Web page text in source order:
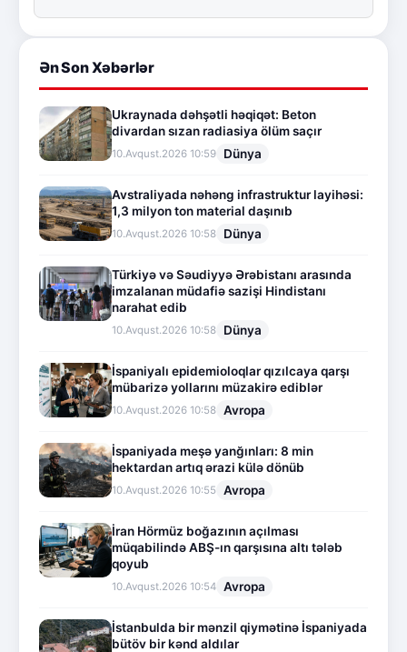
Ən Son Xəbərlər
Ukraynada dəhşətli həqiqət: Beton
divardan sızan radiasiya ölüm saçır
10.Avqust.2026 10:59 Dünya
Avstraliyada nəhəng infrastruktur layihəsi:
1,3 milyon ton material daşınıb
10.Avqust.2026 10:58 Dünya
Türkiyə və Səudiyyə Ərəbistanı arasında
imzalanan müdafiə sazişi Hindistanı
narahat edib
10.Avqust.2026 10:58 Dünya
İspaniyalı epidemioloqlar qızılcaya qarşı
mübarizə yollarını müzakirə ediblər
10.Avqust.2026 10:58 Avropa
İspaniyada meşə yanğınları: 8 min
hektardan artıq ərazi külə dönüb
10.Avqust.2026 10:55 Avropa
İran Hörmüz boğazının açılması
müqabilində ABŞ-ın qarşısına altı tələb
qoyub
10.Avqust.2026 10:54 Avropa
İstanbulda bir mənzil qiymətinə İspaniyada
bütöv bir kənd aldılar